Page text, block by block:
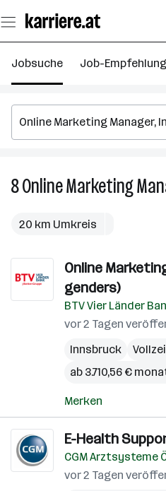
Seiteninhalt
springen
Jobsuche Job-
8Online Marketing
20 km Umkreis
Online
genders)
BTV Vier Länder
vor 2 Tagen
Innsbruck
ab 3.710,56 €
Merken
E-Health
CGM Arztsysteme
vor 2 Tagen